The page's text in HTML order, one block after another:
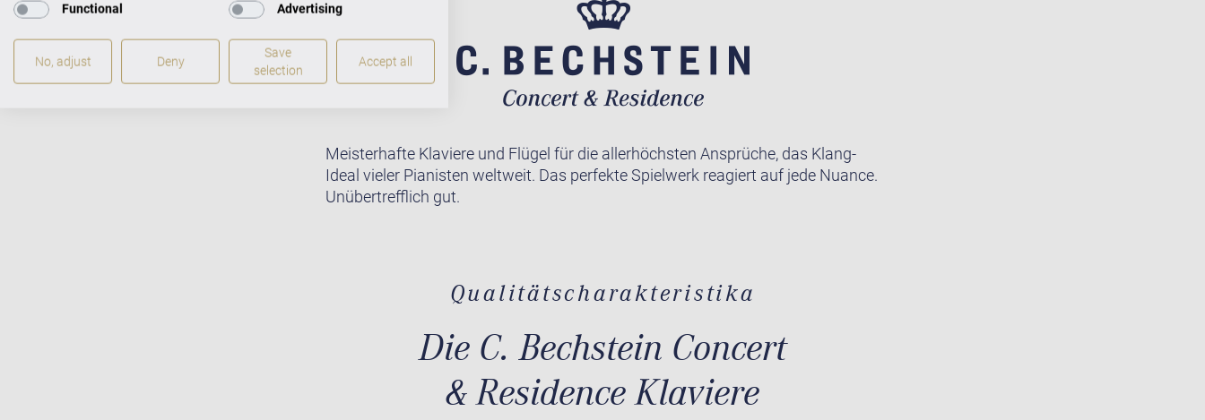
Meisterhafte Klaviere und Flügel für die allerhöchsten Ansprüche, das Klang-
Ideal vieler Pianisten weltweit. Das perfekte Spielwerk reagiert auf jede Nuance.
Unübertrefflich gut.
Qualitätscharakteristika
Die C. Bechstein Concert
& Residence Klaviere
Functional Advertising
No, adjust Deny
Save
selection
Accept all